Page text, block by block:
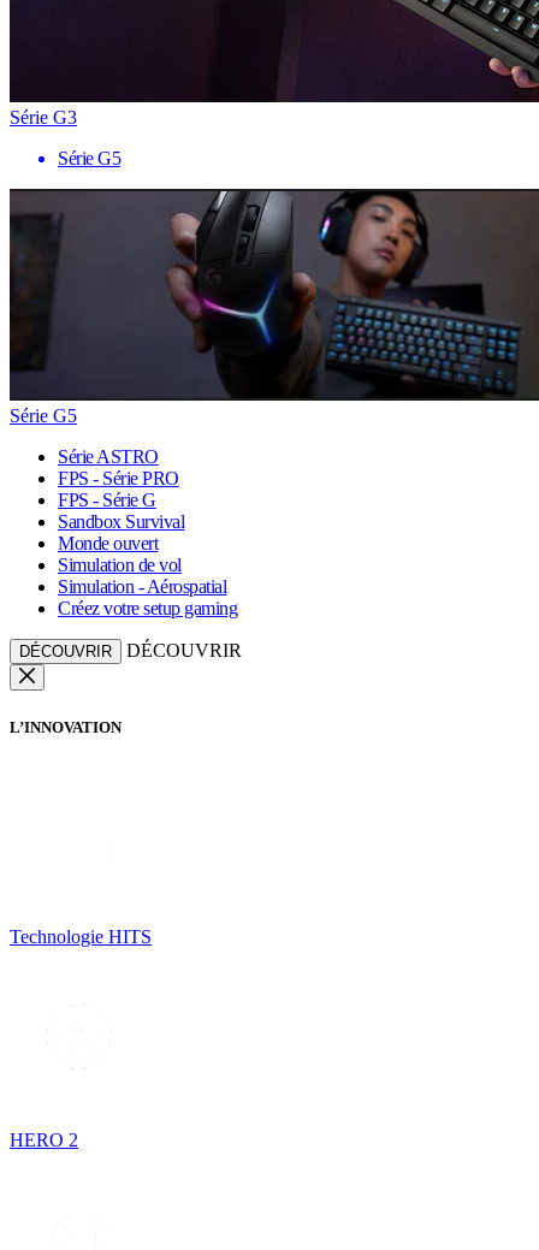
Série G3
Série G5
Série G5
Série ASTRO
FPS - Série PRO
FPS - Série G
Sandbox Survival
Monde ouvert
Simulation de vol
Simulation - Aérospatial
Créez votre setup gaming
DÉCOUVRIR DÉCOUVRIR
L’INNOVATION
Technologie HITS
HERO 2